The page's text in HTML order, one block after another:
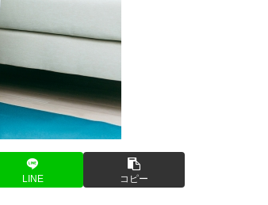
LINE コピー